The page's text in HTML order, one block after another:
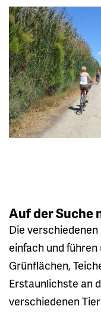
Auf der Suche
Die
einfach und
Grünflächen,
Erstaunlichste an
verschiedenen